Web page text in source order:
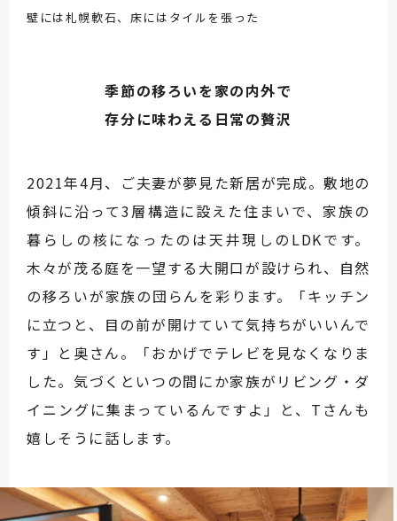
壁には札幌軟石、床にはタイルを張った
季節の移ろいを家の内外で
存分に味わえる日常の贅沢
2021年4月、ご夫妻が夢見た新居が完成。敷地の
傾斜に沿って3層構造に設えた住まいで、家族の
暮らしの核になったのは天井現しのLDKです。
木々が茂る庭を一望する大開口が設けられ、自然
の移ろいが家族の団らんを彩ります。「キッチン
に立つと、目の前が開けていて気持ちがいいんで
す」と奥さん。「おかげでテレビを見なくなりま
した。気づくといつの間にか家族がリビング・ダ
イニングに集まっているんですよ」と、Tさんも
嬉しそうに話します。